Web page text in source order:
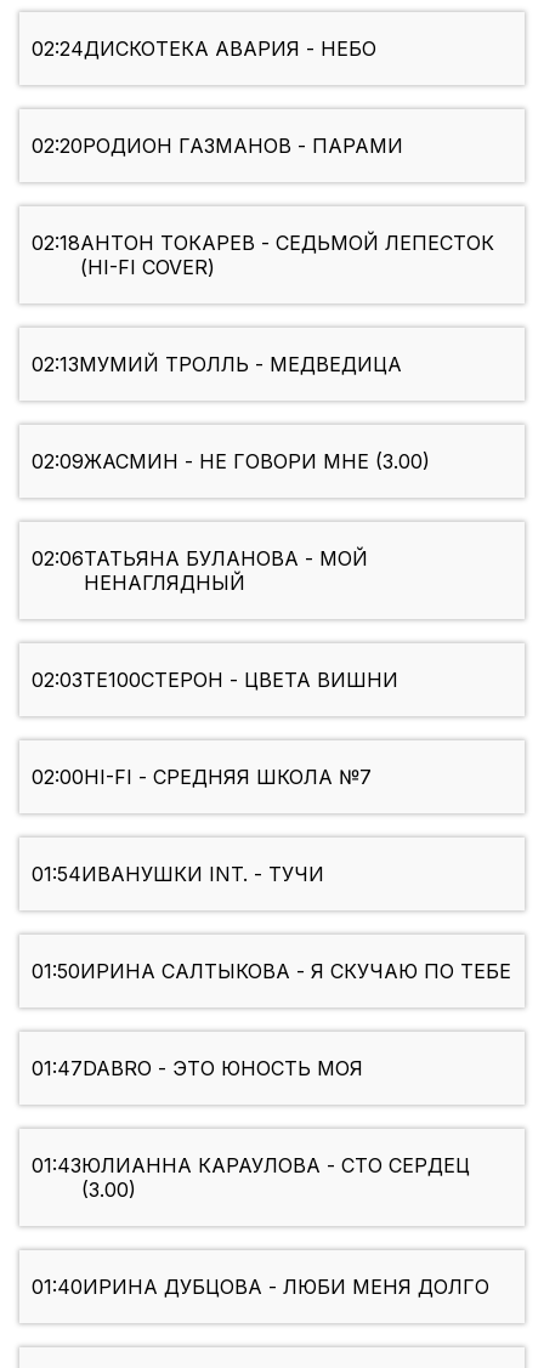
02:24ДИСКОТЕКА АВАРИЯ - НЕБО
02:20РОДИОН ГАЗМАНОВ - ПАРАМИ
02:18АНТОН ТОКАРЕВ - СЕДЬМОЙ ЛЕПЕСТОК
(HI-FI COVER)
02:13МУМИЙ ТРОЛЛЬ - МЕДВЕДИЦА
02:09ЖАСМИН - НЕ ГОВОРИ МНЕ (3.00)
02:06ТАТЬЯНА БУЛАНОВА - МОЙ
НЕНАГЛЯДНЫЙ
02:03ТЕ100СТЕРОН - ЦВЕТА ВИШНИ
02:00HI-FI - СРЕДНЯЯ ШКОЛА №7
01:54ИВАНУШКИ INT. - ТУЧИ
01:50ИРИНА САЛТЫКОВА - Я СКУЧАЮ ПО ТЕБЕ
01:47DABRO - ЭТО ЮНОСТЬ МОЯ
01:43ЮЛИАННА КАРАУЛОВА - СТО СЕРДЕЦ
(3.00)
01:40ИРИНА ДУБЦОВА - ЛЮБИ МЕНЯ ДОЛГО